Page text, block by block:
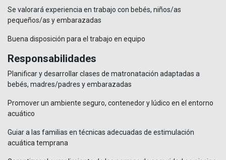
Se valorará experiencia en trabajo con bebés, niños/as
pequeños/as y embarazadas
Buena disposición para el trabajo en equipo
Responsabilidades
Planificar y desarrollar clases de matronatación adaptadas a
bebés, madres/padres y embarazadas
Promover un ambiente seguro, contenedor y lúdico en el entorno
acuático
Guiar a las familias en técnicas adecuadas de estimulación
acuática temprana